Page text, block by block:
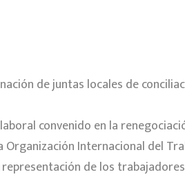
de juntas locales de
convenido en la
Internacional del
de los